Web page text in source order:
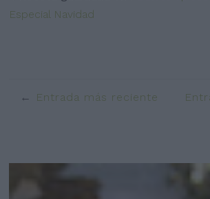
Especial Navidad
Entrada más reciente